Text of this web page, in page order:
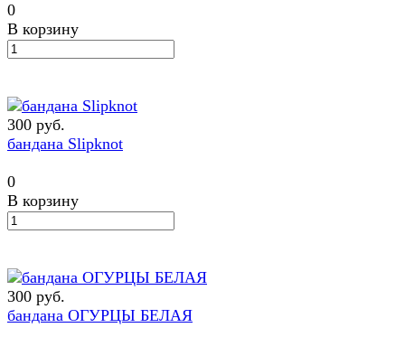
0
В корзину
300 руб.
бандана Slipknot
0
В корзину
300 руб.
бандана ОГУРЦЫ БЕЛАЯ